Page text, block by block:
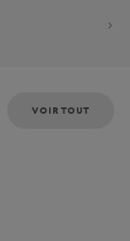
VOIR TOUT